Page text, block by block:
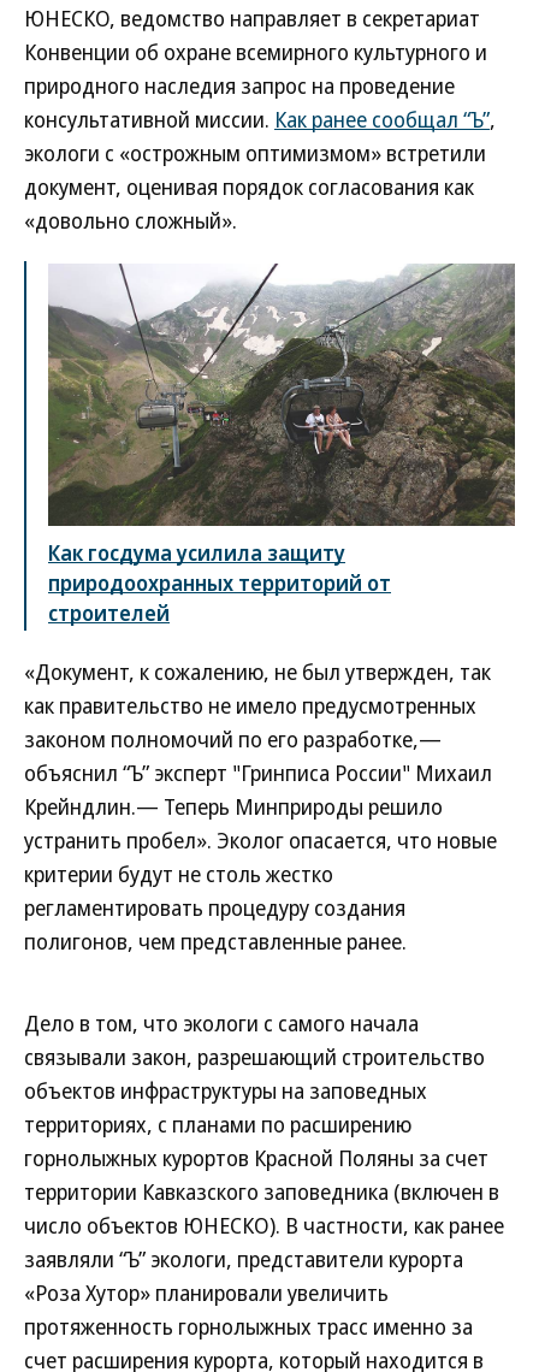
ЮНЕСКО, ведомство направляет в секретариат
Конвенции об охране всемирного культурного и
природного наследия запрос на проведение
консультативной миссии. Как ранее сообщал “Ъ”,
экологи с «острожным оптимизмом» встретили
документ, оценивая порядок согласования как
«довольно сложный».
Как госдума усилила защиту
природоохранных территорий от
строителей
«Документ, к сожалению, не был утвержден, так
как правительство не имело предусмотренных
законом полномочий по его разработке,—
объяснил “Ъ” эксперт "Гринписа России" Михаил
Крейндлин.— Теперь Минприроды решило
устранить пробел». Эколог опасается, что новые
критерии будут не столь жестко
регламентировать процедуру создания
полигонов, чем представленные ранее.
Дело в том, что экологи с самого начала
связывали закон, разрешающий строительство
объектов инфраструктуры на заповедных
территориях, с планами по расширению
горнолыжных курортов Красной Поляны за счет
территории Кавказского заповедника (включен в
число объектов ЮНЕСКО). В частности, как ранее
заявляли “Ъ” экологи, представители курорта
«Роза Хутор» планировали увеличить
протяженность горнолыжных трасс именно за
счет расширения курорта, который находится в